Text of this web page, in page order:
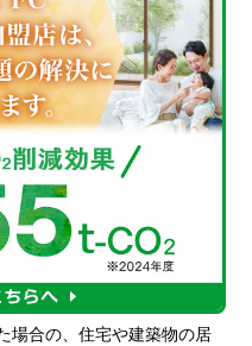
場合の、住宅や建築物の居